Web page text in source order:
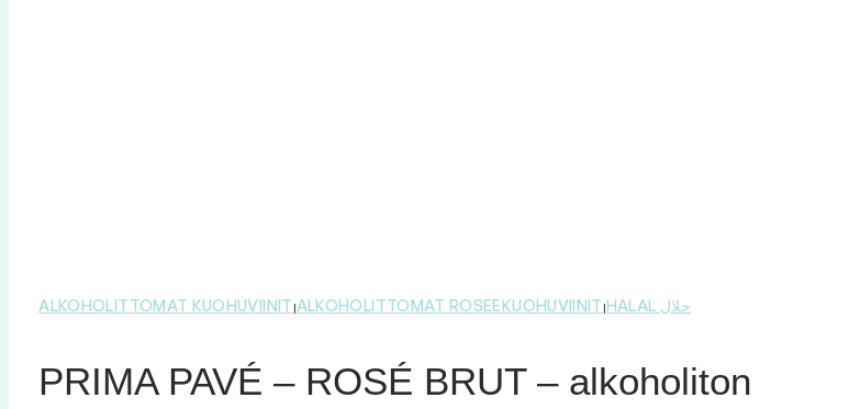
ALKOHOLITTOMAT KUOHUVIINIT|ALKOHOLITTOMAT ROSEEKUOHUVIINIT| HALAL حلال
PRIMA PAVÉ – ROSÉ BRUT – alkoholiton